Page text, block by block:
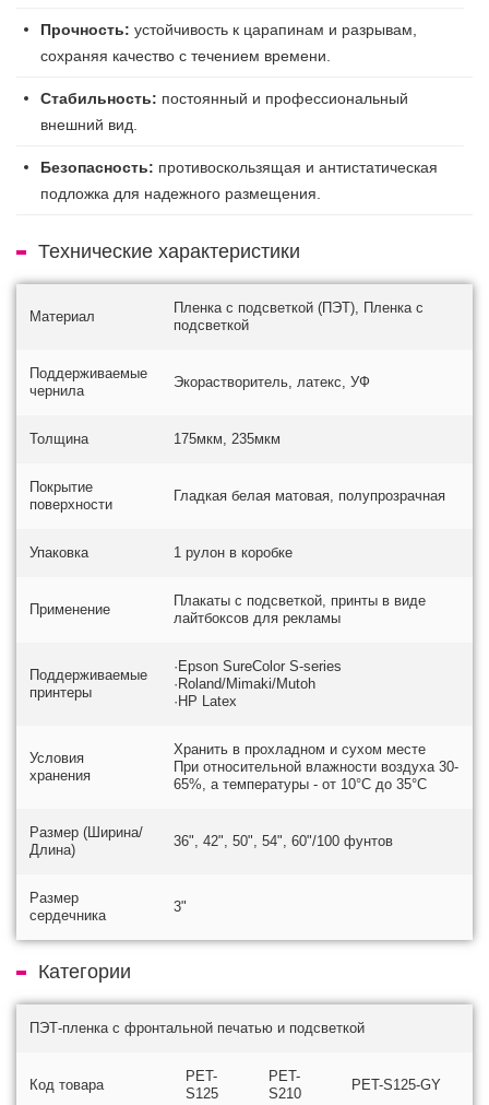
Прочность: устойчивость к царапинам и разрывам,
сохраняя качество с течением времени.
Стабильность: постоянный и профессиональный
внешний вид.
Безопасность: противоскользящая и антистатическая
подложка для надежного размещения.
Технические характеристики
Материал
Пленка с подсветкой (ПЭТ), Пленка с
подсветкой
Поддерживаемые
чернила
Экорастворитель, латекс, УФ
Толщина 175мкм, 235мкм
Покрытие
поверхности
Гладкая белая матовая, полупрозрачная
Упаковка 1 рулон в коробке
Применение
Плакаты с подсветкой, принты в виде
лайтбоксов для рекламы
Поддерживаемые
принтеры
·Epson SureColor S-series
·Roland/Mimaki/Mutoh
·HP Latex
Условия
хранения
Хранить в прохладном и сухом месте
При относительной влажности воздуха 30-
65%, а температуры - от 10°C до 35°C
Размер (Ширина/
Длина)
36", 42", 50", 54", 60"/100 фунтов
Размер
сердечника
3"
Категории
ПЭТ-пленка с фронтальной печатью и подсветкой
Код товара
PET-
S125
PET-
S210
PET-S125-GY